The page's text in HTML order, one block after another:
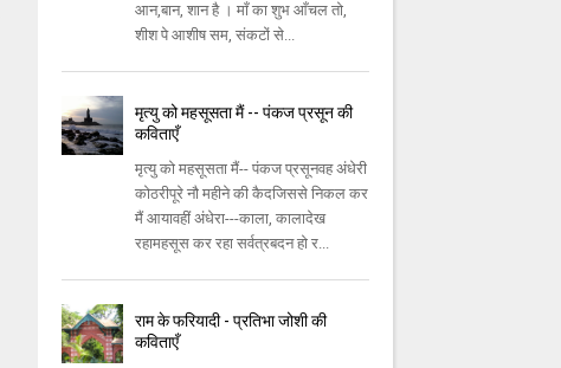
आन,बान, शान है । माँ का शुभ आँचल तो,
शीश पे आशीष सम, संकटों से...
मृत्यु को महसूसता मैं -- पंकज प्रसून की
कविताएँ
मृत्यु को महसूसता मैं-- पंकज प्रसूनवह अंधेरी
कोठरीपूरे नौ महीने की कैदजिससे निकल कर
मैं आयावहीं अंधेरा---काला, कालादेख
रहामहसूस कर रहा सर्वत्रबदन हो र...
राम के फरियादी - प्रतिभा जोशी की
कविताएँ